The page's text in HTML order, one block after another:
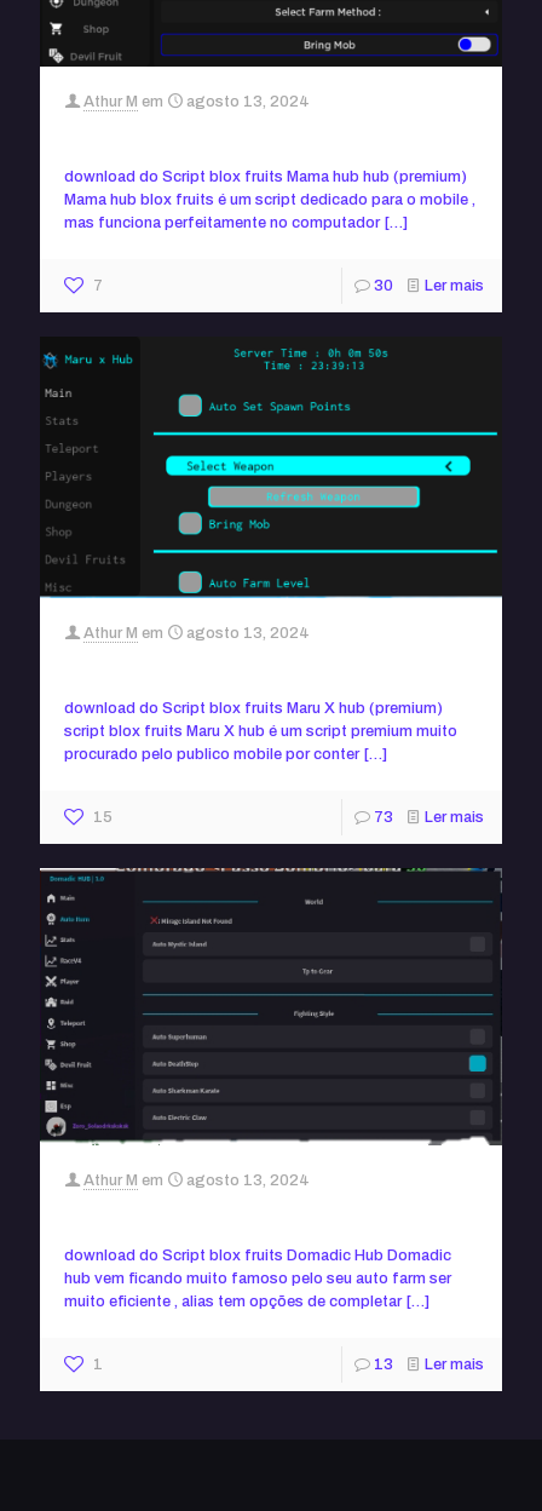
Athur M em agosto 13, 2024
download do Script blox fruits Mama hub hub (premium)
Mama hub blox fruits é um script dedicado para o mobile ,
mas funciona perfeitamente no computador[…]
7 30 Ler mais
Athur M em agosto 13, 2024
download do Script blox fruits Maru X hub (premium)
script blox fruits Maru X hub é um script premium muito
procurado pelo publico mobile por conter[…]
15 73 Ler mais
Athur M em agosto 13, 2024
download do Script blox fruits Domadic Hub Domadic
hub vem ficando muito famoso pelo seu auto farm ser
muito eficiente , alias tem opções de completar[…]
1 13 Ler mais